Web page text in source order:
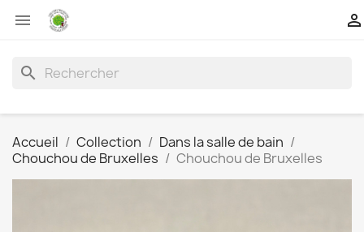
 
search
Accueil Collection
Dans la salle de bain
Chouchou de Bruxelles
Chouchou de Bruxelles